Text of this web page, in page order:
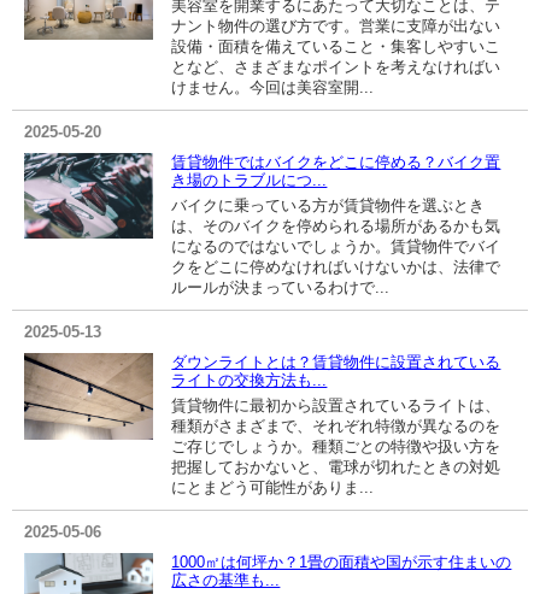
美容室を開業するにあたって大切なことは、テ
ナント物件の選び方です。営業に支障が出ない
設備・面積を備えていること・集客しやすいこ
となど、さまざまなポイントを考えなければい
けません。今回は美容室開...
2025-05-20
賃貸物件ではバイクをどこに停める？バイク置
き場のトラブルにつ...
バイクに乗っている方が賃貸物件を選ぶとき
は、そのバイクを停められる場所があるかも気
になるのではないでしょうか。賃貸物件でバイ
クをどこに停めなければいけないかは、法律で
ルールが決まっているわけで...
2025-05-13
ダウンライトとは？賃貸物件に設置されている
ライトの交換方法も...
賃貸物件に最初から設置されているライトは、
種類がさまざまで、それぞれ特徴が異なるのを
ご存じでしょうか。種類ごとの特徴や扱い方を
把握しておかないと、電球が切れたときの対処
にとまどう可能性がありま...
2025-05-06
1000㎡は何坪か？1畳の面積や国が示す住まいの
広さの基準も...